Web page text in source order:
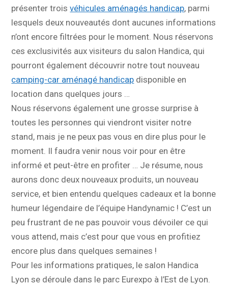
présenter troisvéhicules aménagés handicap, parmi
lesquels deux nouveautés dont aucunes informations
n’ont encore filtrées pour le moment. Nous réservons
ces exclusivités aux visiteurs du salon Handica, qui
pourront également découvrir notre tout nouveau
camping-car aménagé handicap disponible en
location dans quelques jours …
Nous réservons également une grosse surprise à
toutes les personnes qui viendront visiter notre
stand, mais je ne peux pas vous en dire plus pour le
moment. Il faudra venir nous voir pour en être
informé et peut-être en profiter … Je résume, nous
aurons donc deux nouveaux produits, un nouveau
service, et bien entendu quelques cadeaux et la bonne
humeur légendaire de l’équipe Handynamic ! C’est un
peu frustrant de ne pas pouvoir vous dévoiler ce qui
vous attend, mais c’est pour que vous en profitiez
encore plus dans quelques semaines !
Pour les informations pratiques, le salon Handica
Lyon se déroule dans le parc Eurexpo à l’Est de Lyon.